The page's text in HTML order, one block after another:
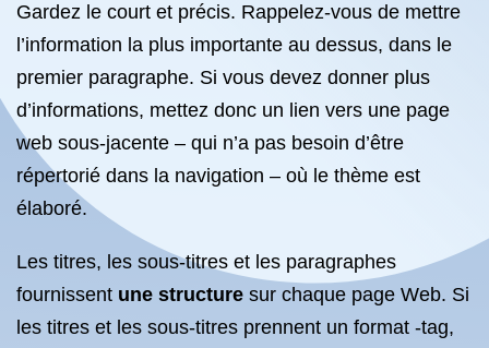
Gardez le court et précis. Rappelez-vous de mettre
l’information la plus importante au dessus, dans le
premier paragraphe. Si vous devez donner plus
d’informations, mettez donc un lien vers une page
web sous-jacente – qui n’a pas besoin d’être
répertorié dans la navigation – où le thème est
élaboré.
Les titres, les sous-titres et les paragraphes
fournissent une structure sur chaque page Web. Si
les titres et les sous-titres prennent un format -tag,